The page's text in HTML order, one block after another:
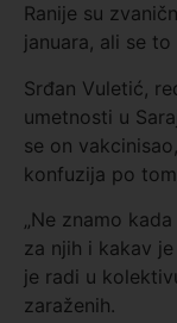
Ranije su
januara, ali se
Srđan Vuletić,
umetnosti u
se on
konfuzija po tom
„Ne znamo
za njih i kakav
je radi u
zaraženih.